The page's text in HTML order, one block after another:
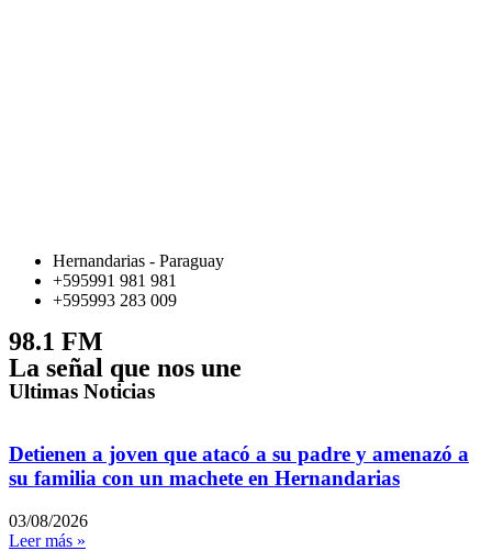
Hernandarias - Paraguay
+595991 981 981
+595993 283 009
98.1 FM
La señal que nos une
Ultimas Noticias
Detienen a joven que atacó a su padre y amenazó a
su familia con un machete en Hernandarias
03/08/2026
Leer más »